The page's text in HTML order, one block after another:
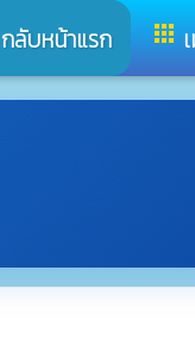
กลับหน้าแรก apps